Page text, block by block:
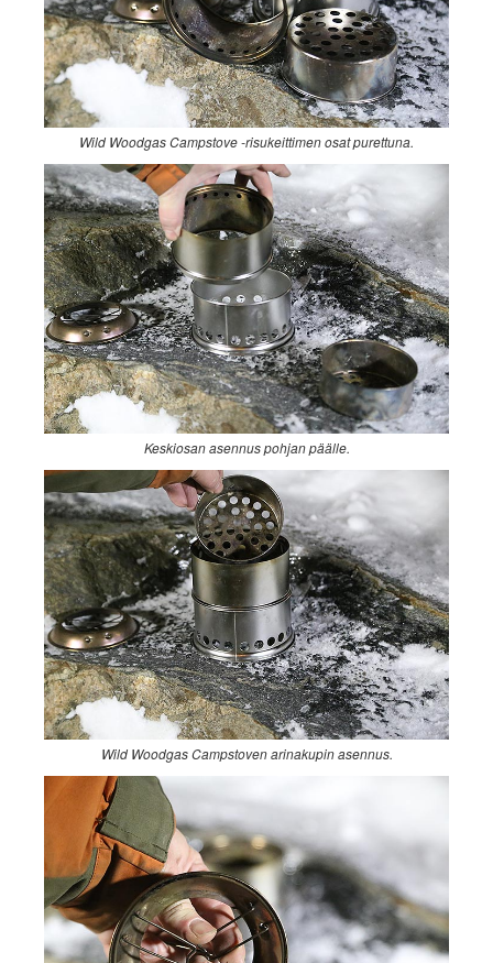
Wild Woodgas Campstove -risukeittimen osat purettuna.
Keskiosan asennus pohjan päälle.
Wild Woodgas Campstoven arinakupin asennus.